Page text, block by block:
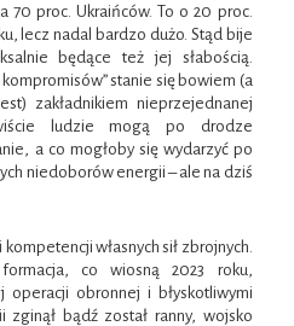
70 proc. Ukraińców. To o 20 proc.
lecz nadal bardzo dużo. Stąd bije
będące też jej słabością.
stanie się bowiem (a
zakładnikiem nieprzejednanej
ludzie mogą po drodze
a co mogłoby się wydarzyć po
niedoborów energii – ale na dziś
własnych sił zbrojnych.
co wiosną 2023 roku,
operacji obronnej i błyskotliwymi
zginął bądź został ranny, wojsko